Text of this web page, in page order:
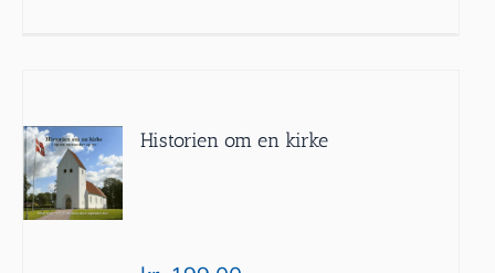
Historien om en kirke